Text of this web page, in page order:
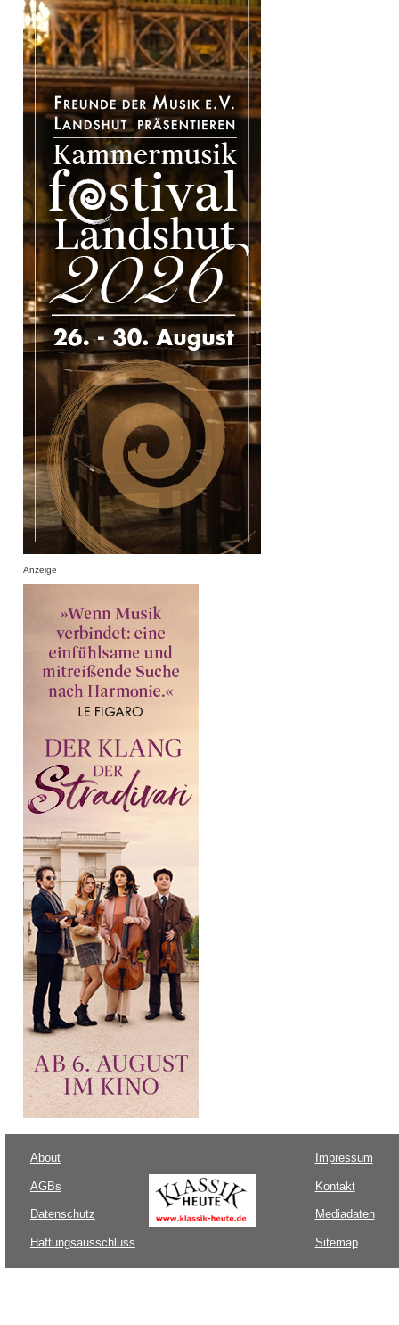
Anzeige
About
AGBs
Datenschutz
Haftungsausschluss
Impressum
Kontakt
Mediadaten
Sitemap